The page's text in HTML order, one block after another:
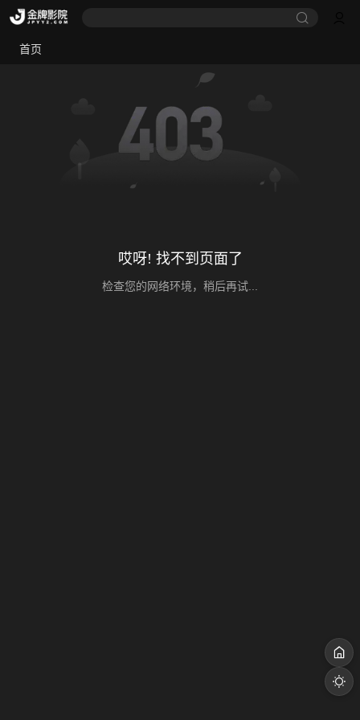
首页
哎呀! 找不到页面了
检查您的网络环境，稍后再试...